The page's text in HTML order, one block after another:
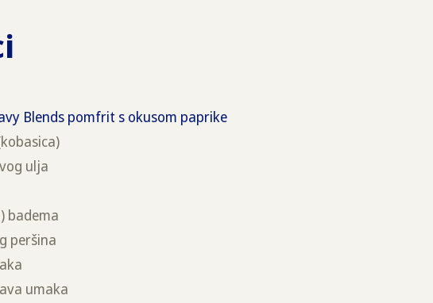
Blends pomfrit s okusom paprike
ulja
badema
peršina
umaka